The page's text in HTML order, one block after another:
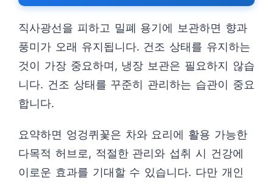
직사광선을 피하고 밀폐 용기에 보관하면 향과
풍미가 오래 유지됩니다. 건조 상태를 유지하는
것이 가장 중요하며, 냉장 보관은 필요하지 않습
니다. 건조 상태를 꾸준히 관리하는 습관이 중요
합니다.
요약하면 엉겅퀴꽃은 차와 요리에 활용 가능한
다목적 허브로, 적절한 관리와 섭취 시 건강에
이로운 효과를 기대할 수 있습니다. 다만 개인